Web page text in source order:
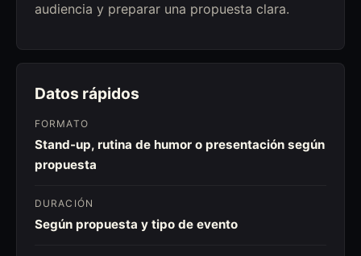
audiencia y preparar una propuesta clara.
Datos rápidos
FORMATO
Stand-up, rutina de humor o presentación según
propuesta
DURACIÓN
Según propuesta y tipo de evento